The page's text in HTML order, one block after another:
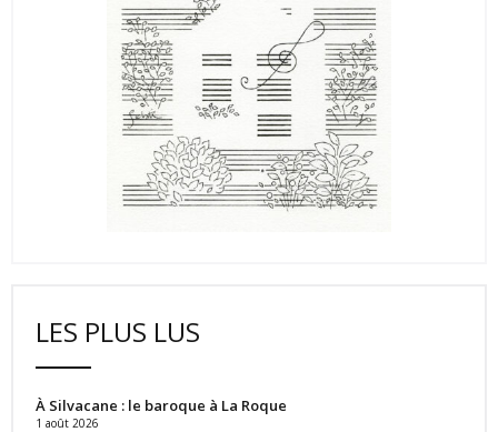
LES PLUS LUS
À Silvacane : le baroque à La Roque
1 août 2026